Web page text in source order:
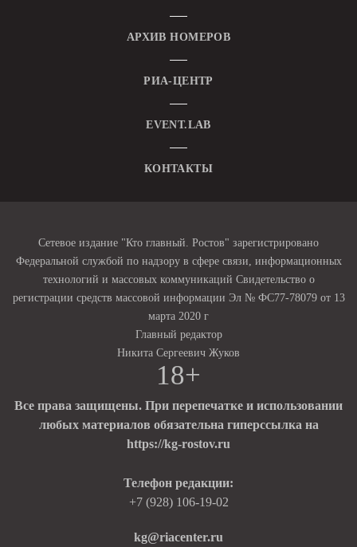
АРХИВ НОМЕРОВ
РИА-ЦЕНТР
EVENT.LAB
КОНТАКТЫ
Сетевое издание "Кто главный. Ростов" зарегистрировано
Федеральной службой по надзору в сфере связи, информационных
технологий и массовых коммуникаций Свидетельство о
регистрации средств массовой информации Эл № ФС77-78079 от 13
марта 2020 г
Главный редактор
Никита Сергеевич Жуков
18+
Все права защищены. При перепечатке и использовании
любых материалов обязательна гиперссылка на
https://kg-rostov.ru
Телефон редакции:
+7 (928) 106-19-02
kg@riacenter.ru